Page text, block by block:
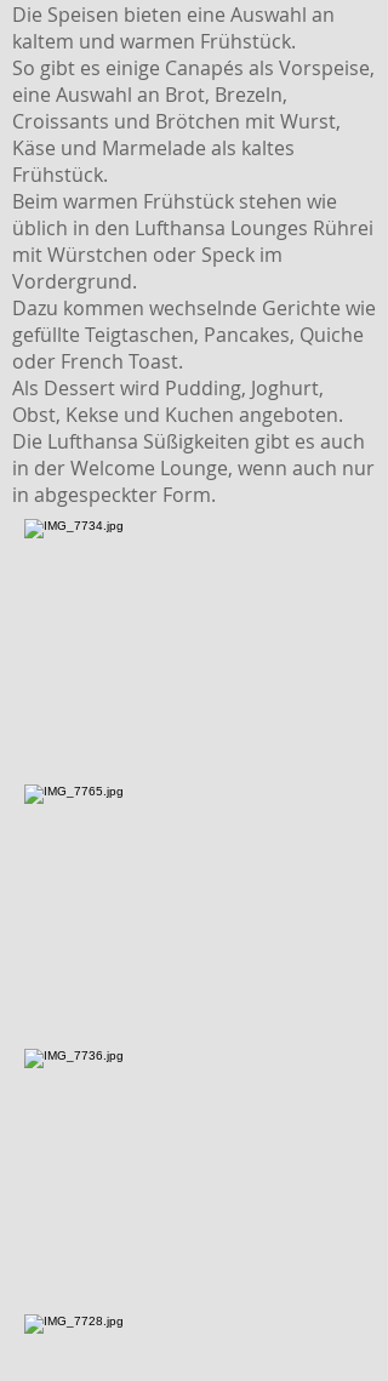
Die Speisen bieten eine Auswahl an
kaltem und warmen Frühstück.
So gibt es einige Canapés als Vorspeise,
eine Auswahl an Brot, Brezeln,
Croissants und Brötchen mit Wurst,
Käse und Marmelade als kaltes
Frühstück.
Beim warmen Frühstück stehen wie
üblich in den Lufthansa Lounges Rührei
mit Würstchen oder Speck im
Vordergrund.
Dazu kommen wechselnde Gerichte wie
gefüllte Teigtaschen, Pancakes, Quiche
oder French Toast.
Als Dessert wird Pudding, Joghurt,
Obst, Kekse und Kuchen angeboten.
Die Lufthansa Süßigkeiten gibt es auch
in der Welcome Lounge, wenn auch nur
in abgespeckter Form.